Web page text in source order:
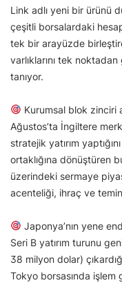
Link adlı yeni bir ürünü
çeşitli borsalardaki
tek bir arayüzde
varlıklarını tek
tanıyor.
Kurumsal blok zinciri
Ağustos’ta İngiltere
stratejik yatırım
ortaklığına dönüştüren
üzerindeki sermaye
acenteliği, ihraç ve
Japonya’nın yene
Seri B yatırım turunu
38 milyon dolar)
Tokyo borsasında